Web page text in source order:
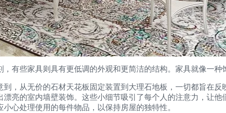
有些家具则具有更低调的外观和更简洁的结构。家具就像一种
，从无价的石材天花板固定装置到大理石地板，一切都旨在
亮的室内墙壁装饰。这些小细节吸引了每个人的注意力，让
心处理使用的每件物品，以保持房屋的独特性。